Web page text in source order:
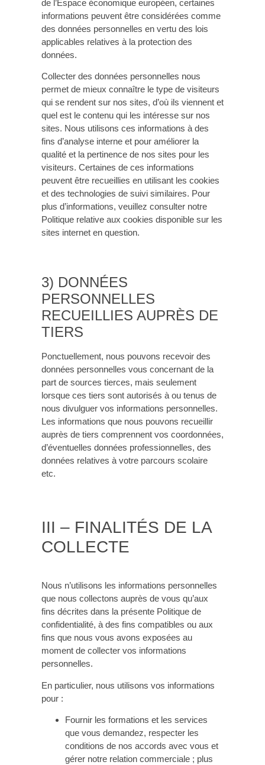
de l’Espace économique européen, certaines
informations peuvent être considérées comme
des données personnelles en vertu des lois
applicables relatives à la protection des
données.
Collecter des données personnelles nous
permet de mieux connaître le type de visiteurs
qui se rendent sur nos sites, d’où ils viennent et
quel est le contenu qui les intéresse sur nos
sites. Nous utilisons ces informations à des
fins d’analyse interne et pour améliorer la
qualité et la pertinence de nos sites pour les
visiteurs. Certaines de ces informations
peuvent être recueillies en utilisant les cookies
et des technologies de suivi similaires. Pour
plus d’informations, veuillez consulter notre
Politique relative aux cookies disponible sur les
sites internet en question.
3) DONNÉES
PERSONNELLES
RECUEILLIES AUPRÈS DE
TIERS
Ponctuellement, nous pouvons recevoir des
données personnelles vous concernant de la
part de sources tierces, mais seulement
lorsque ces tiers sont autorisés à ou tenus de
nous divulguer vos informations personnelles.
Les informations que nous pouvons recueillir
auprès de tiers comprennent vos coordonnées,
d’éventuelles données professionnelles, des
données relatives à votre parcours scolaire
etc.
III – FINALITÉS DE LA
COLLECTE
Nous n’utilisons les informations personnelles
que nous collectons auprès de vous qu’aux
fins décrites dans la présente Politique de
confidentialité, à des fins compatibles ou aux
fins que nous vous avons exposées au
moment de collecter vos informations
personnelles.
En particulier, nous utilisons vos informations
pour :
Fournir les formations et les services
que vous demandez, respecter les
conditions de nos accords avec vous et
gérer notre relation commerciale ; plus